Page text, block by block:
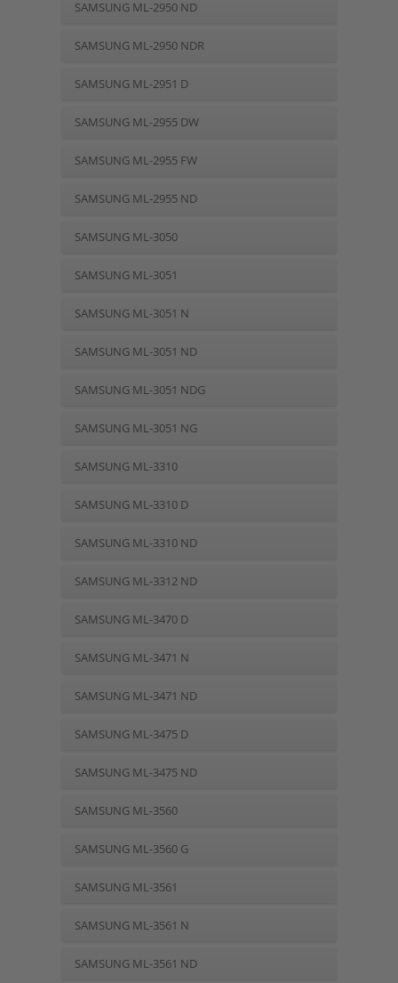
SAMSUNG ML-2950 ND
SAMSUNG ML-2950 NDR
SAMSUNG ML-2951 D
SAMSUNG ML-2955 DW
SAMSUNG ML-2955 FW
SAMSUNG ML-2955 ND
SAMSUNG ML-3050
SAMSUNG ML-3051
SAMSUNG ML-3051 N
SAMSUNG ML-3051 ND
SAMSUNG ML-3051 NDG
SAMSUNG ML-3051 NG
SAMSUNG ML-3310
SAMSUNG ML-3310 D
SAMSUNG ML-3310 ND
SAMSUNG ML-3312 ND
SAMSUNG ML-3470 D
SAMSUNG ML-3471 N
SAMSUNG ML-3471 ND
SAMSUNG ML-3475 D
SAMSUNG ML-3475 ND
SAMSUNG ML-3560
SAMSUNG ML-3560 G
SAMSUNG ML-3561
SAMSUNG ML-3561 N
SAMSUNG ML-3561 ND